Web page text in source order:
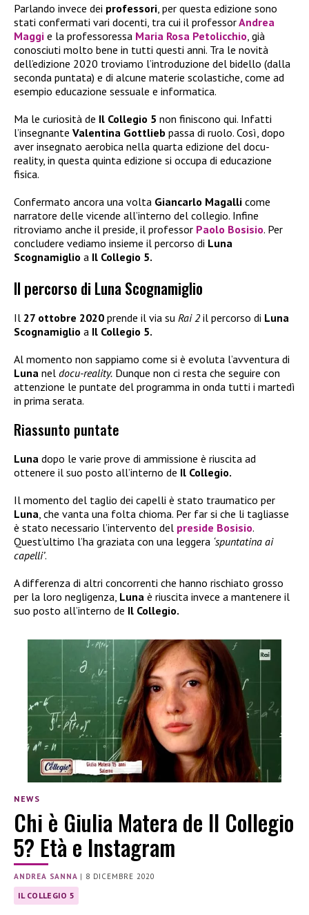
Parlando invece dei professori , per questa edizione sono
stati confermati vari docenti, tra cui il professorAndrea
Maggi e la professoressa Maria Rosa Petolicchio , già
conosciuti molto bene in tutti questi anni. Tra le novità
dell’edizione 2020 troviamo l’introduzione del bidello (dalla
seconda puntata) e di alcune materie scolastiche, come ad
esempio educazione sessuale e informatica.
Ma le curiosità de Il Collegio 5 non finiscono qui. Infatti
l’insegnante Valentina Gottlieb passa di ruolo. Così, dopo
aver insegnato aerobica nella quarta edizione del docu-
reality, in questa quinta edizione si occupa di educazione
fisica.
Confermato ancora una volta Giancarlo Magalli come
narratore delle vicende all’interno del collegio. Infine
ritroviamo anche il preside, il professor Paolo Bosisio. Per
concludere vediamo insieme il percorso di Luna
Scognamiglio a Il Collegio 5.
Il percorso di Luna Scognamiglio
Il 27 ottobre 2020 prende il via su Rai 2il percorso di Luna
Scognamiglio a Il Collegio 5.
Al momento non sappiamo come si è evoluta l’avventura di
Luna nel docu-reality. Dunque non ci resta che seguire con
attenzione le puntate del programma in onda tutti i martedì
in prima serata.
Riassunto puntate
Luna dopo le varie prove di ammissione è riuscita ad
ottenere il suo posto all’interno de Il Collegio.
Il momento del taglio dei capelli è stato traumatico per
Luna , che vanta una folta chioma. Per far si che li tagliasse
è stato necessario l’intervento del preside Bosisio.
Quest’ultimo l’ha graziata con una leggera ‘spuntatina ai
capelli’.
A differenza di altri concorrenti che hanno rischiato grosso
per la loro negligenza, Luna è riuscita invece a mantenere il
suo posto all’interno de Il Collegio.
NEWS
Chi è Giulia Matera de Il Collegio
5? Età e Instagram
ANDREA SANNA | 8 DICEMBRE 2020
IL COLLEGIO 5